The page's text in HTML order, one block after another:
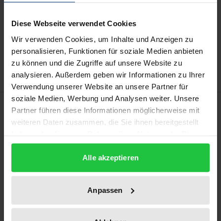
Diese Webseite verwendet Cookies
Wir verwenden Cookies, um Inhalte und Anzeigen zu
personalisieren, Funktionen für soziale Medien anbieten
zu können und die Zugriffe auf unsere Website zu
analysieren. Außerdem geben wir Informationen zu Ihrer
Verwendung unserer Website an unsere Partner für
soziale Medien, Werbung und Analysen weiter. Unsere
Partner führen diese Informationen möglicherweise mit
weiteren Daten zusammen, die Sie ihnen bereitgestellt
gesammelt haben.
Alle akzeptieren
Anpassen
In den Warenkorb
Zur Wunschliste hinzufügen
Hinweise zu Versandkosten
Beschreibung
Kontributionswesens im Dreißigjährigen Krieg
untersucht. Da „Kontribution“ in zwei Bedeutungen
zu fassen ist, wird der Begriff der Soldatensteuer
eingeführt. Er bezeichnet idealtypisch eine direkte
und von Kriegs- und Landesherren unabhängige